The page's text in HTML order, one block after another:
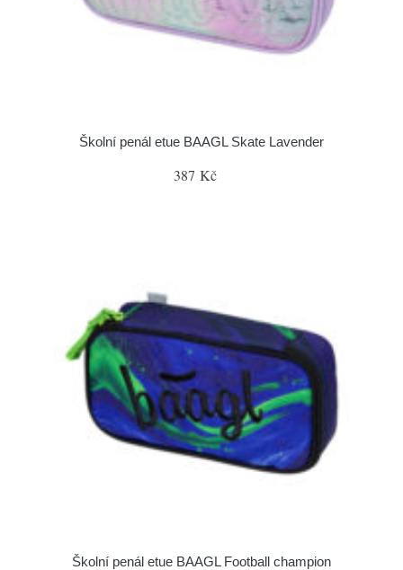
Školní penál etue BAAGL Skate Lavender
387 Kč
Školní penál etue BAAGL Football champion